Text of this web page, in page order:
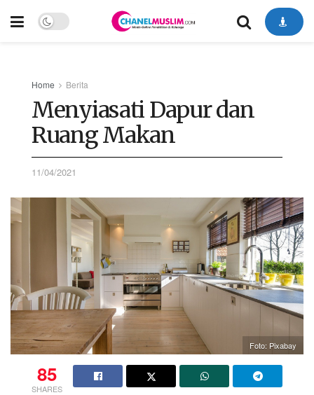
Home Berita
Menyiasati Dapur dan
Ruang Makan
11/04/2021
Foto: Pixabay
85
SHARES